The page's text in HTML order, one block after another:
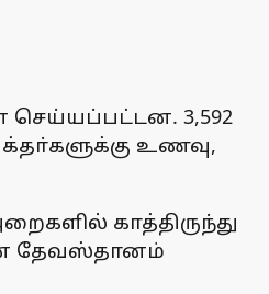
செய்யப்பட்டன. 3,592
உணவு,
காத்திருந்து
தேவஸ்தானம்